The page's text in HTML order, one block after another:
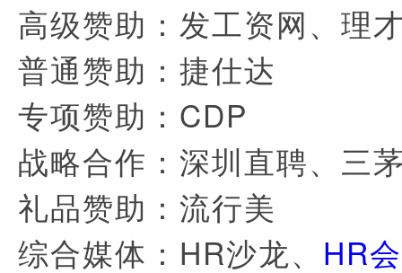
高级赞助：发工资网、理
普通赞助：捷仕达
专项赞助：CDP
战略合作：深圳直聘、三
礼品赞助：流行美
综合媒体：HR沙龙、 HR